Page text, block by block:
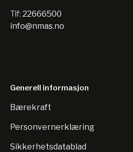
Tlf: 22666500
info@nmas.no
Generell informasjon
Bærekraft
Personvernerklæring
Sikkerhetsdatablad